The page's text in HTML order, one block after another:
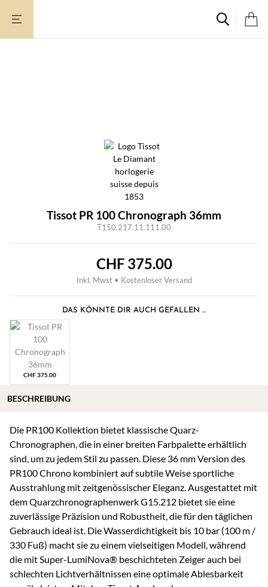
Inhalt
Tissot PR 100 Chronograph 36mm
T150.217.11.111.00
CHF375.00
Inkl. Mwst • Kostenloser Versand
DAS KÖNNTE DIR AUCH GEFALLEN …
CHF375.00
Die PR100 Kollektion bietet klassische Quarz-
Chronographen, die in einer breiten Farbpalette erhältlich
sind, um zu jedem Stil zu passen. Diese 36 mm Version des
PR100 Chrono kombiniert auf subtile Weise sportliche
Ausstrahlung mit zeitgenössischer Eleganz. Ausgestattet mit
dem Quarzchronographenwerk G15.212 bietet sie eine
zuverlässige Präzision und Robustheit, die für den täglichen
Gebrauch ideal ist. Die Wasserdichtigkeit bis 10 bar (100 m /
330 Fuß) macht sie zu einem vielseitigen Modell, während
die mit Super-LumiNova® beschichteten Zeiger auch bei
schlechten Lichtverhältnissen eine optimale Ablesbarkeit
BESCHREIBUNG